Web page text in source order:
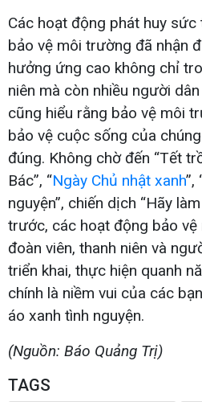
Các hoạt động phát huy
bảo vệ môi trường đã nhận
hưởng ứng cao không chỉ
niên mà còn nhiều người
cũng hiểu rằng bảo vệ môi
bảo vệ cuộc sống của
đúng. Không chờ đến “Tết
Bác”, “Ngày Chủ nhật xanh”,
nguyện”, chiến dịch “Hãy
trước, các hoạt động bảo
đoàn viên, thanh niên và
triển khai, thực hiện quanh
chính là niềm vui của các
áo xanh tình nguyện.
(Nguồn: Báo Quảng Trị)
TAGS